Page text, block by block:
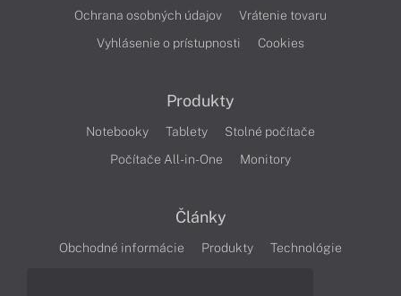
Ochrana osobných údajov
Vrátenie tovaru
Vyhlásenie o prístupnosti
Cookies
Produkty
Notebooky Tablety
Stolné počítače
Počítače All-in-One
Monitory
Články
Obchodné informácie Produkty
Technológie